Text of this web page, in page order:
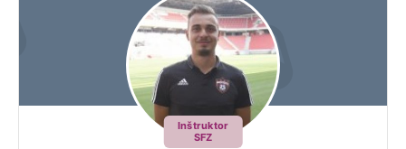
Inštruktor
SFZ